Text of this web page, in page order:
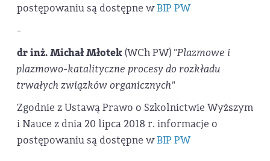
postępowaniu są dostępne wBIP PW
-
dr inż. Michał Młotek(WCh PW) "Plazmowe i
plazmowo-katalityczne procesy do rozkładu
trwałych związków organicznych"
Zgodnie z Ustawą Prawo o Szkolnictwie Wyższym
i Nauce z dnia 20 lipca 2018 r. informacje o
postępowaniu są dostępne wBIP PW